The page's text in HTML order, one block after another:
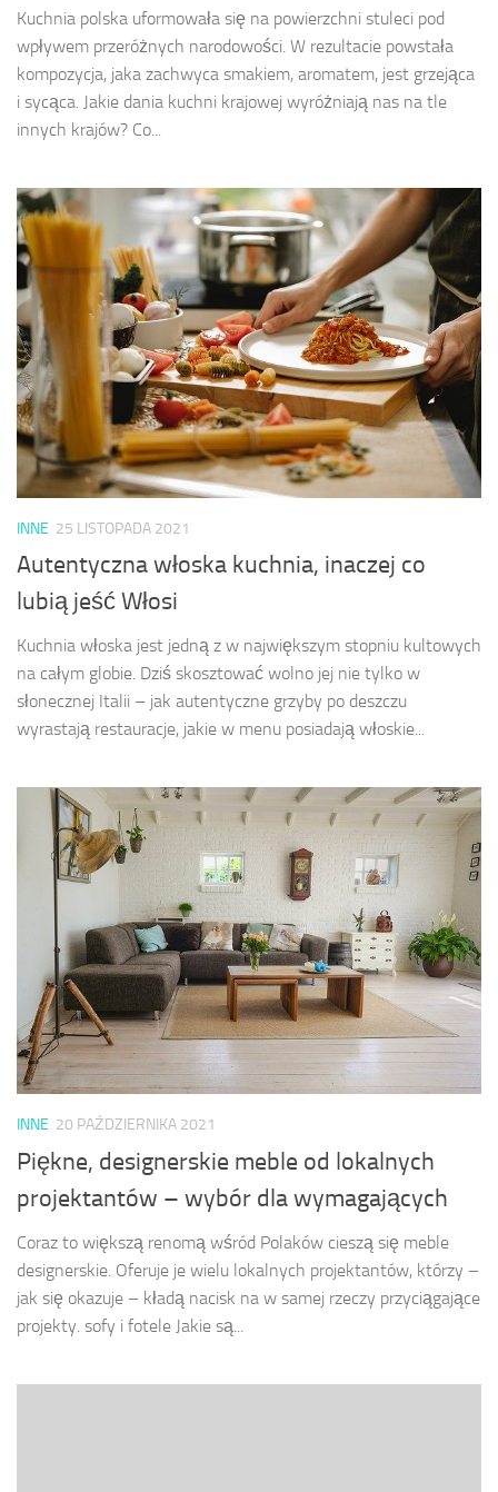
Kuchnia polska uformowała się na powierzchni stuleci pod
wpływem przeróżnych narodowości. W rezultacie powstała
kompozycja, jaka zachwyca smakiem, aromatem, jest grzejąca
i sycąca. Jakie dania kuchni krajowej wyróżniają nas na tle
innych krajów? Co...
INNE 25 LISTOPADA 2021
Autentyczna włoska kuchnia, inaczej co
lubią jeść Włosi
Kuchnia włoska jest jedną z w największym stopniu kultowych
na całym globie. Dziś skosztować wolno jej nie tylko w
słonecznej Italii – jak autentyczne grzyby po deszczu
wyrastają restauracje, jakie w menu posiadają włoskie...
INNE 20 PAŹDZIERNIKA 2021
Piękne, designerskie meble od lokalnych
projektantów – wybór dla wymagających
Coraz to większą renomą wśród Polaków cieszą się meble
designerskie. Oferuje je wielu lokalnych projektantów, którzy –
jak się okazuje – kładą nacisk na w samej rzeczy przyciągające
projekty. sofy i fotele Jakie są...